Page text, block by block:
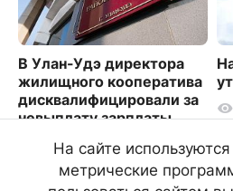
В Улан-Удэ директора
жилищного кооператива
дисквалифицировали за
невыплату зарплаты
3568На сайте
метрические